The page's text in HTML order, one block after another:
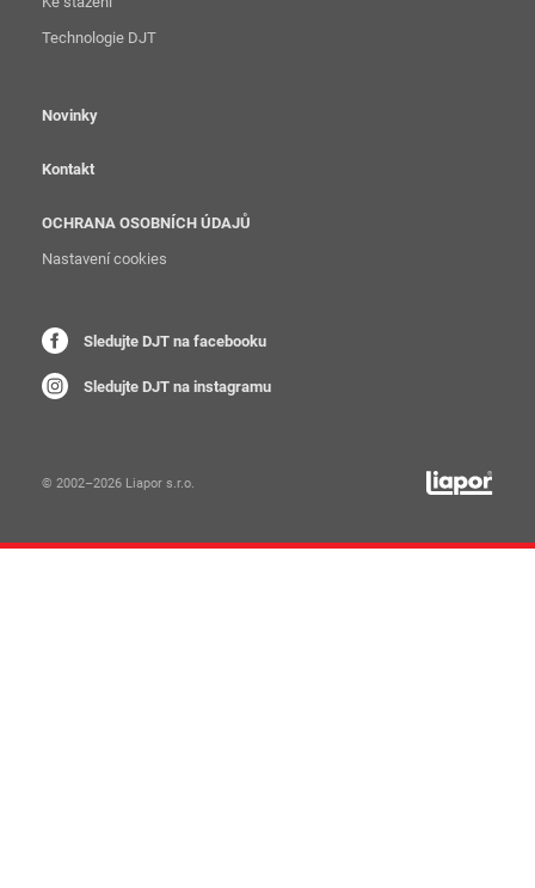
Technologie DJT
Novinky
Kontakt
OCHRANA OSOBNÍCH ÚDAJŮ
Nastavení cookies
Sledujte DJT na facebooku
Sledujte DJT na instagramu
© 2002–2026 Liapor s.r.o.